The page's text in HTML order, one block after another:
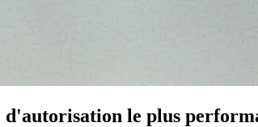
le plus